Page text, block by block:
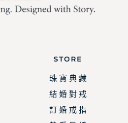
STORE
珠 寶 典 藏
結 婚 對 戒
訂 婚 戒 指